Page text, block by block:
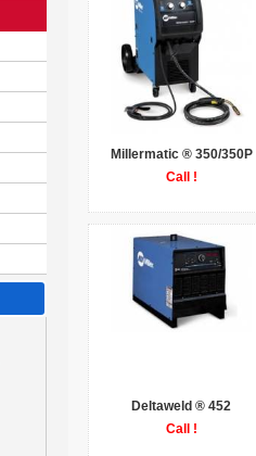
Millermatic ® 350/350P
Call !
Deltaweld ® 452
Call !